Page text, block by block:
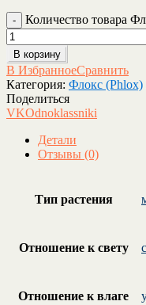
Количество товара
В корзину
В ИзбранноеСравнить
Категория: Флокс (Phlox)
Поделиться
VKOdnoklassniki
Детали
Отзывы (0)
Тип растения
Отношение к свету
Отношение к влаге